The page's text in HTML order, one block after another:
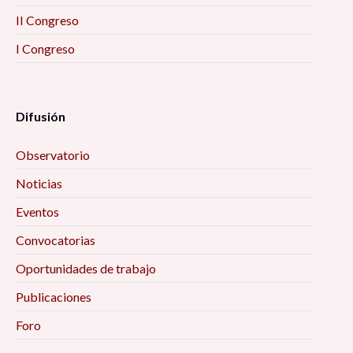
II Congreso
I Congreso
Difusión
Observatorio
Noticias
Eventos
Convocatorias
Oportunidades de trabajo
Publicaciones
Foro